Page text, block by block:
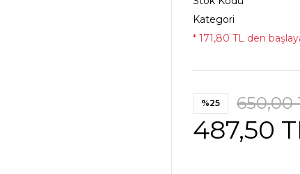
Kategori
* 171,80 TL den
%25 650,00
487,50